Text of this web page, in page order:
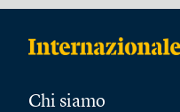
Chi siamo